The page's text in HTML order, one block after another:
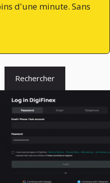
d'une minute. Sans
Rechercher